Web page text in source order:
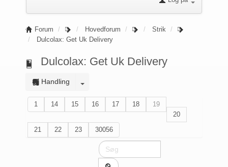
Forum Hovedforum
Strik
Dulcolax: Get Uk Delivery
Dulcolax: Get Uk Delivery
Handling
1 14 15 16 17 18
19
20
21
22 23 30056